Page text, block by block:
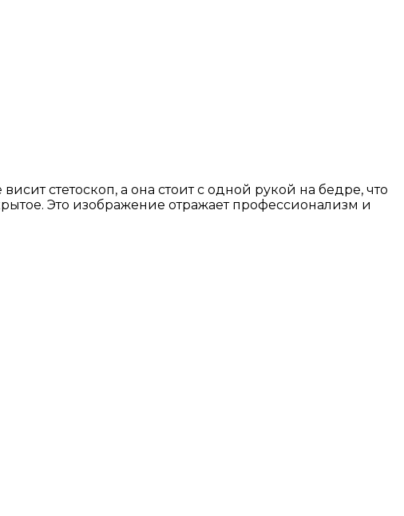
стетоскоп, а она стоит с одной рукой на бедре, что
Это изображение отражает профессионализм и